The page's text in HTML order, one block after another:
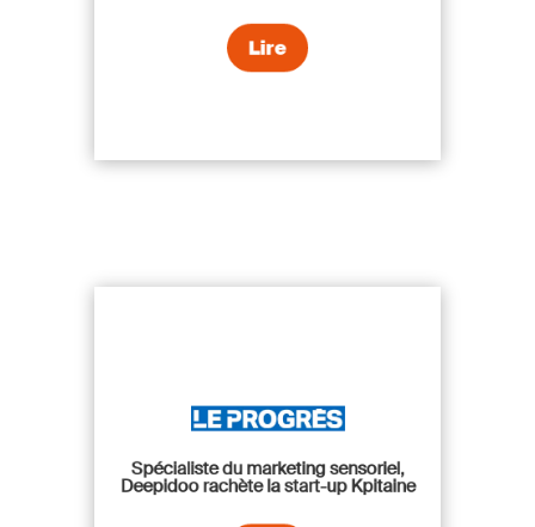
Lire
Spécialiste du marketing sensoriel,
Deepidoo rachète la start-up Kpitaine